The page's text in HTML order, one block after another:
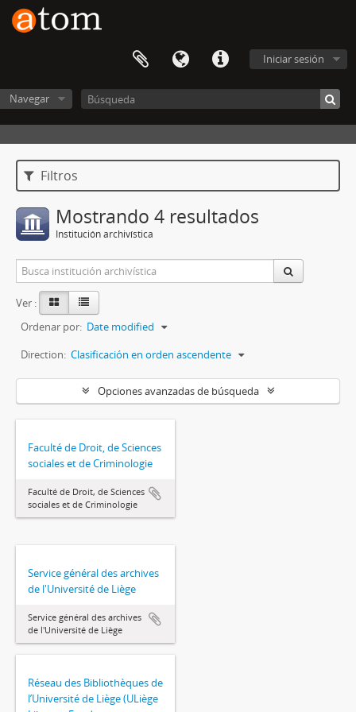
Iniciar sesión
Navegar
Filtros
Mostrando 4 resultados
Institución archivística
Ver :
Ordenar por: Date modified
Direction: Clasificación en orden ascendente
Opciones avanzadas de búsqueda
Faculté de Droit, de Sciences
sociales et de Criminologie
Faculté de Droit, de Sciences
sociales et de Criminologie
Service général des archives
de l'Université de Liège
Service général des archives
de l'Université de Liège
Réseau des Bibliothèques de
l’Université de Liège (ULiège